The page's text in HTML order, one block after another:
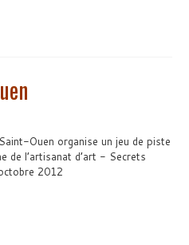
Ouen organise un jeu de piste
de l’artisanat d’art - Secrets
2012